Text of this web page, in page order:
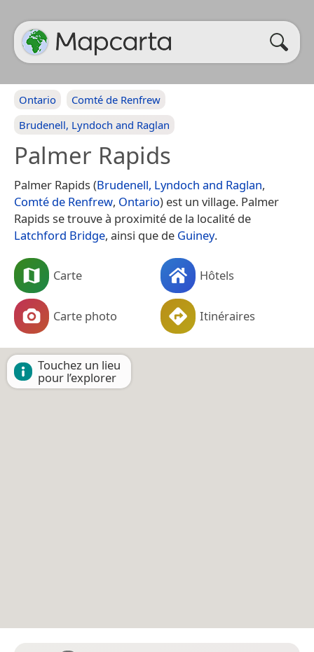
Ontario
Comté de Renfrew
Brudenell, Lyndoch and Raglan
Palmer Rapids
Palmer Rapids (Brudenell, Lyndoch and Raglan,
Comté de Renfrew, Ontario) est un village. Palmer
Rapids se trouve à proximité de la localité de
Latchford Bridge, ainsi que de Guiney.
Carte Hôtels
Carte photo Itinéraires
Touchez un lieu
pour l’explorer